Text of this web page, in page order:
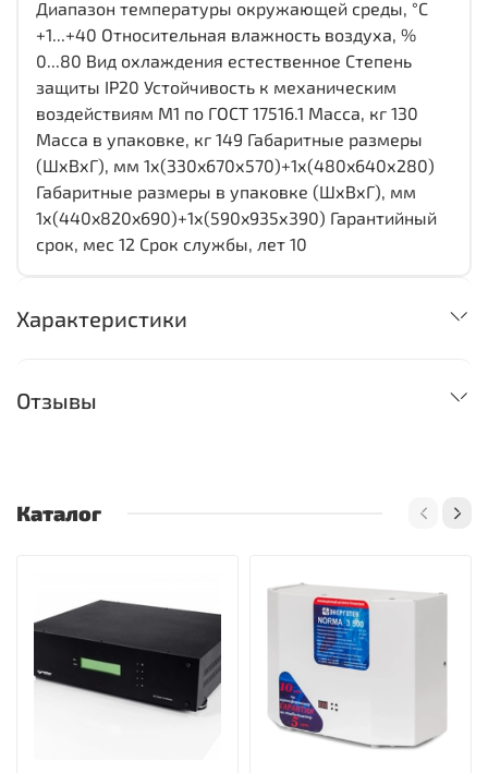
Диапазон температуры окружающей среды, °С
+1...+40 Относительная влажность воздуха, %
0...80 Вид охлаждения естественное Степень
защиты IP20 Устойчивость к механическим
воздействиям М1 по ГОСТ 17516.1 Масса, кг 130
Масса в упаковке, кг 149 Габаритные размеры
(ШхВхГ), мм 1х(330x670х570)+1х(480x640х280)
Габаритные размеры в упаковке (ШхВхГ), мм
1х(440x820x690)+1х(590x935х390) Гарантийный
срок, мес 12 Срок службы, лет 10
Характеристики
Отзывы
Каталог